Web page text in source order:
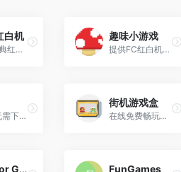
白机
专注于经典红白机（FC/NES）与街机游戏的多人在线游戏平台，用户无需下载任何模拟器或客户端，只需打开浏览器即可直接畅玩数十款童年经典游戏
趣味小游戏
提供FC红白机、GBA掌机游戏、H5网页小游戏在线免费畅玩，无需下载即点即玩。涵盖魂斗罗、超级玛丽、口袋妖怪等1000+经典怀旧游戏，支持手柄操作与即时存档，手机电脑全平台适配。
“免费、无需下载、即点即玩”‍的轻量休闲小游戏平台，以构建充满趣味的社交娱乐场景为核心，秉持“轻量休闲 + 社交互动”的理念，为玩家提供无需繁琐安装、点击即可畅玩的极致游戏体验。
街机游戏盒
在线免费畅玩拳皇，合金弹头等经典街机游戏，支持多人游戏，支持存档，支持连接手柄，支持触屏操作，支持移动端。
Emulator Gamer FunGames